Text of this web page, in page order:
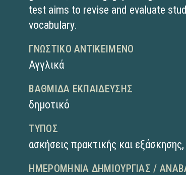
test aims to revise and evaluate
vocabulary.
ΓΝΩΣΤΙΚΌ ΑΝΤΙΚΕΊΜΕΝΟ
Αγγλικά
ΒΑΘΜΊΔΑ ΕΚΠΑΊΔΕΥΣΗΣ
δημοτικό
ΤΎΠΟΣ
ασκήσεις πρακτικής και εξάσκησης,
ΗΜΕΡΟΜΗΝΊΑ ΔΗΜΙΟΥΡΓΊΑΣ /